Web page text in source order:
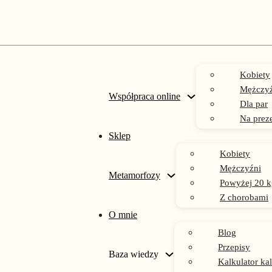
Współpraca online
Kobiety
Dla par
Na
Sklep
Metamorfozy
Kobiety
Mężczyźni
Powyżej 20
Z chorobami
O mnie
Baza wiedzy
Blog
Przepisy
Kalkulator
dieta oparta na warzywach